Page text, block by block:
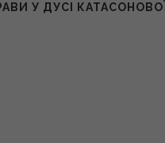
У ДУСІ